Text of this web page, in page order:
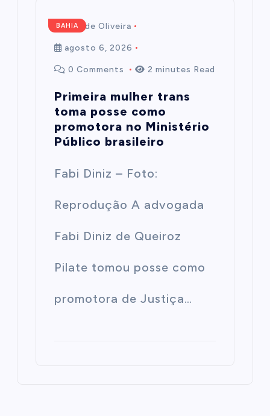
BAHIA
Mairim de Oliveira
agosto 6, 2026
0 Comments 2 minutes Read
Primeira mulher trans
toma posse como
promotora no Ministério
Público brasileiro
Fabi Diniz – Foto:
Reprodução A advogada
Fabi Diniz de Queiroz
Pilate tomou posse como
promotora de Justiça…